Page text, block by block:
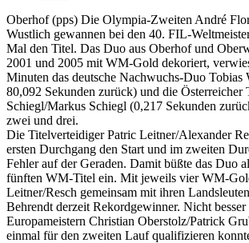
Oberhof (pps) Die Olympia-Zweiten André
Wustlich gewannen bei den 40. FIL-
Mal den Titel. Das Duo aus Oberhof und
2001 und 2005 mit WM-Gold dekoriert,
Minuten das deutsche Nachwuchs-Duo Tobias
80,092 Sekunden zurück) und die Österreicher
Schiegl/Markus Schiegl (0,217 Sekunden
zwei und drei.
Die Titelverteidiger Patric Leitner/Alexander
ersten Durchgang den Start und im zweiten
Fehler auf der Geraden. Damit büßte das Duo
fünften WM-Titel ein. Mit jeweils vier WM-
Leitner/Resch gemeinsam mit ihren
Behrendt derzeit Rekordgewinner. Nicht
Europameistern Christian Oberstolz/Patrick
einmal für den zweiten Lauf qualifizieren